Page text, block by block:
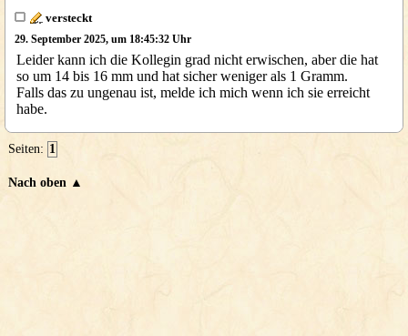
versteckt
29. September 2025, um 18:45:32 Uhr
Leider kann ich die Kollegin grad nicht erwischen, aber die hat
so um 14 bis 16 mm und hat sicher weniger als 1 Gramm.
Falls das zu ungenau ist, melde ich mich wenn ich sie erreicht
habe.
Seiten: 1
Nach oben ▲